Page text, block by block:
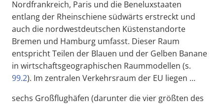
Nordfrankreich, Paris und die Beneluxstaaten
entlang der Rheinschiene südwärts erstreckt und
auch die nordwestdeutschen Küstenstandorte
Bremen und Hamburg umfasst. Dieser Raum
entspricht Teilen der Blauen und der Gelben Banane
in wirtschaftsgeographischen Raummodellen (s.
99.2). Im zentralen Verkehrsraum der EU liegen …
sechs Großflughäfen (darunter die vier größten des